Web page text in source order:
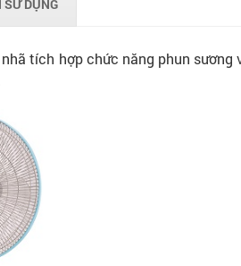
SỬ DỤNG
tích hợp chức năng phun sương